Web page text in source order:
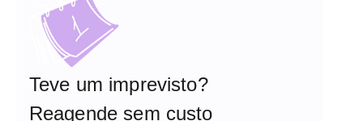
Teve um imprevisto?
Reagende sem custo